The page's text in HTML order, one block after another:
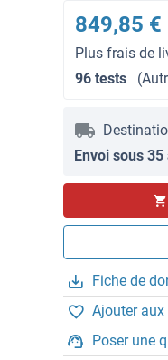
849,85 €
Plus frais de
96 tests
Envoi sous
Fiche de
Ajouter
Poser une